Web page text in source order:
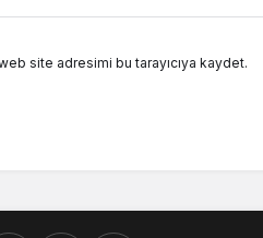
site adresimi bu tarayıcıya kaydet.